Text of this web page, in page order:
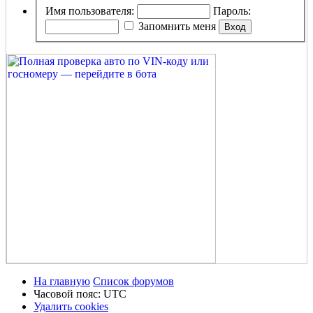
Имя пользователя:
Пароль:
Запомнить меня
На главную Список форумов
Часовой пояс: UTC
Удалить cookies